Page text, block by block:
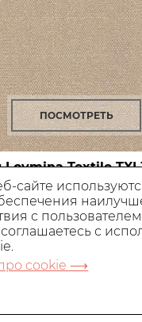
ПОСМОТРЕТЬ
Loymina Textile
Россия,
Цена:
10 380 руб.
В КОРЗИНУ
сайте
с
с
cookie ⟶